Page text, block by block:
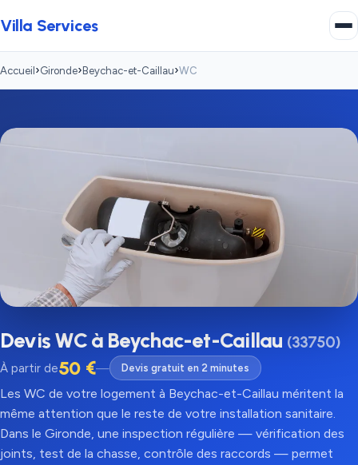
Villa Services
Accueil›Gironde›Beychac-et-Caillau›WC
Devis WC à Beychac-et-Caillau (33750)
À partir de50 €— Devis gratuit en 2 minutes
Les WC de votre logement à Beychac-et-Caillau méritent la
même attention que le reste de votre installation sanitaire.
Dans le Gironde, une inspection régulière — vérification des
joints, test de la chasse, contrôle des raccords — permet